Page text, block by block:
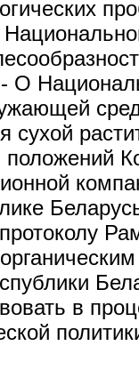
О
сухой
положений
в